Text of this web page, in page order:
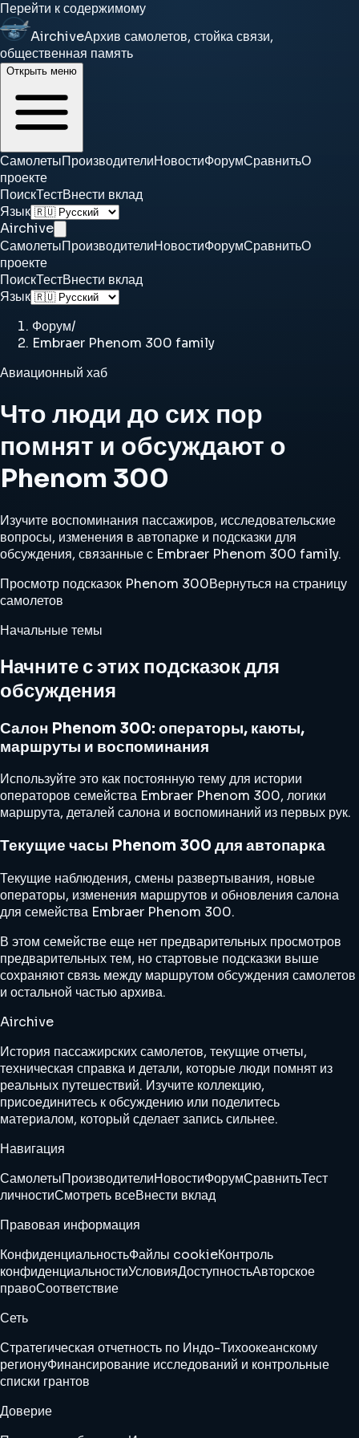
Перейти к содержимому
AirchiveАрхив самолетов, стойка связи,
общественная память
Открыть меню
СамолетыПроизводителиНовостиФорумСравнитьО
проекте
ПоискТестВнести вклад
Язык
Airchive
СамолетыПроизводителиНовостиФорумСравнитьО
проекте
ПоискТестВнести вклад
Язык
Форум/
Embraer Phenom 300 family
Авиационный хаб
Что люди до сих пор
помнят и обсуждают о
Phenom 300
Изучите воспоминания пассажиров, исследовательские
вопросы, изменения в автопарке и подсказки для
обсуждения, связанные с Embraer Phenom 300 family.
Просмотр подсказок Phenom 300Вернуться на страницу
самолетов
Начальные темы
Начните с этих подсказок для
обсуждения
Салон Phenom 300: операторы, каюты,
маршруты и воспоминания
Используйте это как постоянную тему для истории
операторов семейства Embraer Phenom 300, логики
маршрута, деталей салона и воспоминаний из первых рук.
Текущие часы Phenom 300 для автопарка
Текущие наблюдения, смены развертывания, новые
операторы, изменения маршрутов и обновления салона
для семейства Embraer Phenom 300.
В этом семействе еще нет предварительных просмотров
предварительных тем, но стартовые подсказки выше
сохраняют связь между маршрутом обсуждения самолетов
и остальной частью архива.
Airchive
История пассажирских самолетов, текущие отчеты,
техническая справка и детали, которые люди помнят из
реальных путешествий. Изучите коллекцию,
присоединитесь к обсуждению или поделитесь
материалом, который сделает запись сильнее.
Навигация
СамолетыПроизводителиНовостиФорумСравнитьТест
личностиСмотреть всеВнести вклад
Правовая информация
КонфиденциальностьФайлы cookieКонтроль
конфиденциальностиУсловияДоступностьАвторское
правоСоответствие
Сеть
Стратегическая отчетность по Индо-Тихоокеанскому
регионуФинансирование исследований и контрольные
списки грантов
Доверие